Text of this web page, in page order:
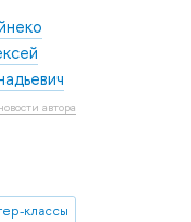
автора
классы